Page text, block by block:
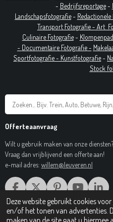
Deze website gebruikt cookies
en/of het tonen van advertenties.
- Bedrijfsreportage-
Landschapsfotografie-
Transport Fotografie - Art
Culinaire Fotografie-
- Documentaire Fotografie-
Sportfotografie - Kunstfotografie-
Stock
Offerteaanvraag
Wilt u gebruik maken van onze diensten?
Vraag dan vrijblijvend een offerte aan!
e-mail adres: willem@leuveren.nl
F
A
C
E
X
P
I
N
T
Y
O
U
T
L
I
N
K
© 2017 Regiobeeldbank.nl